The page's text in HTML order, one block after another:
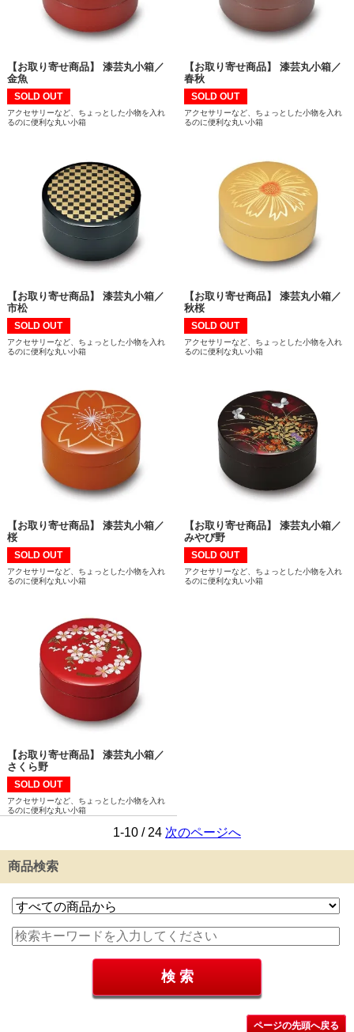
【お取り寄せ商品】 漆芸丸小箱／
金魚
SOLD OUT
アクセサリーなど、ちょっとした小物を入れ
るのに便利な丸い小箱
【お取り寄せ商品】 漆芸丸小箱／
春秋
SOLD OUT
アクセサリーなど、ちょっとした小物を入れ
るのに便利な丸い小箱
【お取り寄せ商品】 漆芸丸小箱／
市松
SOLD OUT
アクセサリーなど、ちょっとした小物を入れ
るのに便利な丸い小箱
【お取り寄せ商品】 漆芸丸小箱／
秋桜
SOLD OUT
アクセサリーなど、ちょっとした小物を入れ
るのに便利な丸い小箱
【お取り寄せ商品】 漆芸丸小箱／
桜
SOLD OUT
アクセサリーなど、ちょっとした小物を入れ
るのに便利な丸い小箱
【お取り寄せ商品】 漆芸丸小箱／
みやび野
SOLD OUT
アクセサリーなど、ちょっとした小物を入れ
るのに便利な丸い小箱
【お取り寄せ商品】 漆芸丸小箱／
さくら野
SOLD OUT
アクセサリーなど、ちょっとした小物を入れ
るのに便利な丸い小箱
1-10 / 24 次のページへ
商品検索
ページの先頭へ戻る